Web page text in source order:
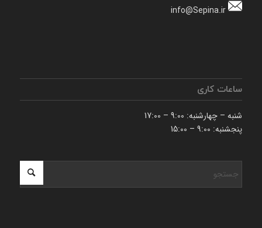
info@Sepina.ir
ساعات کاری
شنبه – چهارشنبه: 9:00 – 17:00
پنجشنبه: 9:00 – 15:00